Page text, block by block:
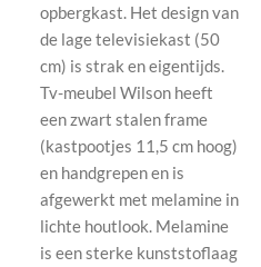
opbergkast. Het design van
de lage televisiekast (50
cm) is strak en eigentijds.
Tv-meubel Wilson heeft
een zwart stalen frame
(kastpootjes 11,5 cm hoog)
en handgrepen en is
afgewerkt met melamine in
lichte houtlook. Melamine
is een sterke kunststoflaag